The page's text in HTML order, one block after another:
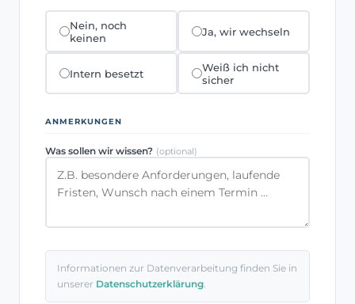
Nein, noch
keinen
Ja, wir wechseln
Intern besetzt
Weiß ich nicht
sicher
ANMERKUNGEN
Was sollen wir wissen? (optional)
Informationen zur Datenverarbeitung finden Sie in
unserer Datenschutzerklärung.